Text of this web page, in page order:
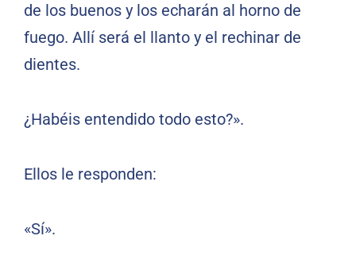
de los buenos y los echarán al horno de
fuego. Allí será el llanto y el rechinar de
dientes.
¿Habéis entendido todo esto?».
Ellos le responden:
«Sí».